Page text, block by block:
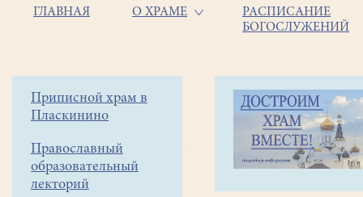
Основная
ГЛАВНАЯ О ХРАМЕ
РАСПИСАНИЕ
БОГОСЛУЖЕНИЙ
Боковое
меню
Приписной храм в
Пласкинино
Православный
образовательный
лекторий
Строка
навигации
Объявления